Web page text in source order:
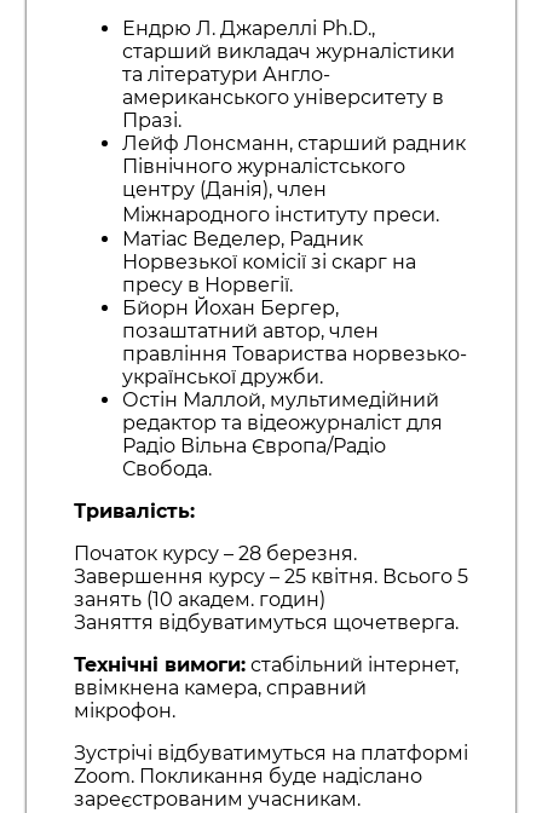
Ендрю Л. Джареллі Ph.D.,
старший викладач журналістики
та літератури Англо-
американського університету в
Празі.
Лейф Лонсманн, старший радник
Північного журналістського
центру (Данія), член
Міжнародного інституту преси.
Матіас Веделер, Радник
Норвезької комісії зі скарг на
пресу в Норвегії.
Бйорн Йохан Бергер,
позаштатний автор, член
правління Товариства норвезько-
української дружби.
Остін Маллой, мультимедійний
редактор та відеожурналіст для
Радіо Вільна Європа/Радіо
Свобода.
Тривалість:
Початок курсу – 28 березня.
Завершення курсу – 25 квітня. Всього 5
занять (10 академ. годин)
Заняття відбуватимуться щочетверга.
Технічні вимоги:стабільний інтернет,
ввімкнена камера, справний
мікрофон.
Зустрічі відбуватимуться на платформі
Zoom. Покликання буде надіслано
зареєстрованим учасникам.